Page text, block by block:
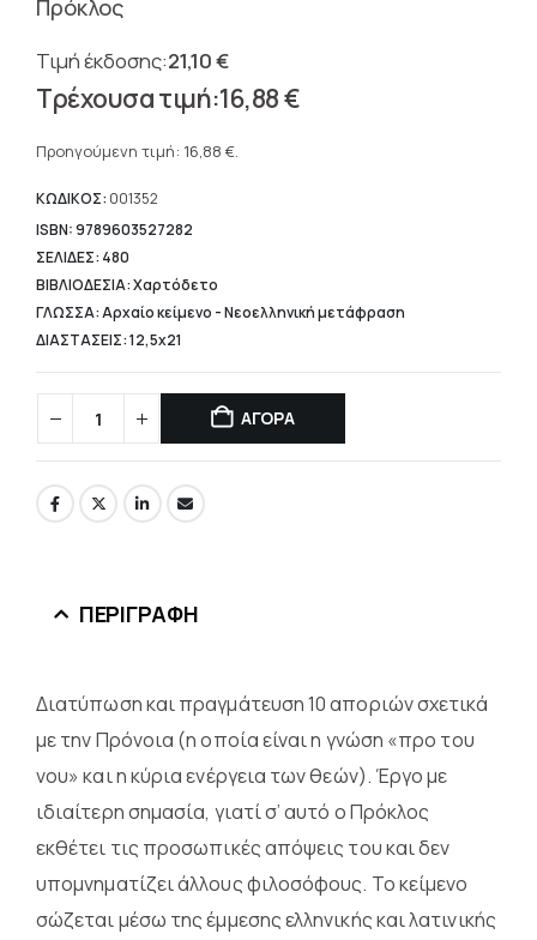
Πρόκλος
21,10€
Original
price
21,10 €.
16,88€
τρέχουσα
είναι:
16,88 €.
Προηγούμενη τιμή: 16,88 €.
ΚΩΔΙΚΟΣ: 001352
ISBN: 9789603527282
ΣΕΛΙΔΕΣ: 480
ΒΙΒΛΙΟΔΕΣΙΑ: Χαρτόδετο
ΓΛΩΣΣΑ: Αρχαίο κείμενο - Νεοελληνική μετάφραση
ΔΙΑΣΤΑΣΕΙΣ: 12,5x21
ΑΓΟΡΑ
ΠΕΡΙΓΡΑΦΉ
Διατύπωση και πραγμάτευση 10 αποριών σχετικά
με την Πρόνοια (η οποία είναι η γνώση «προ του
νου» και η κύρια ενέργεια των θεών). Έργο με
ιδιαίτερη σημασία, γιατί σ’ αυτό ο Πρόκλος
εκθέτει τις προσωπικές απόψεις του και δεν
υπομνηματίζει άλλους φιλοσόφους. Το κείμενο
σώζεται μέσω της έμμεσης ελληνικής και λατινικής